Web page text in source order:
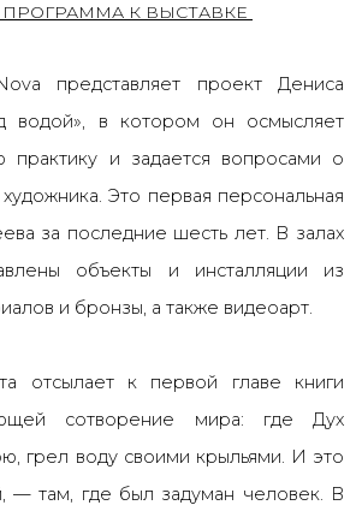
К ВЫСТАВКЕ
представляет проект Дениса
водой», в котором он осмысляет
практику и задается вопросами о
Это первая персональная
за последние шесть лет. В залах
объекты и инсталляции из
и бронзы, а также видеоарт.
отсылает к первой главе книги
сотворение мира: где Дух
, грел воду своими крыльями. И это
— там, где был задуман человек. В